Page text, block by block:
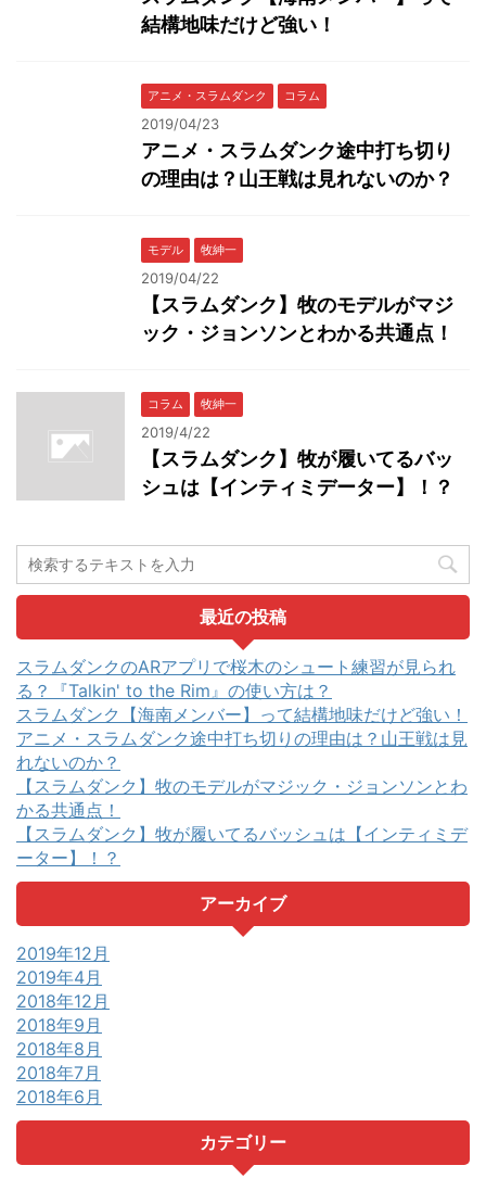
結構地味だけど強い！
アニメ・スラムダンク コラム
2019/04/23
アニメ・スラムダンク途中打ち切り
の理由は？山王戦は見れないのか？
モデル 牧紳一
2019/04/22
【スラムダンク】牧のモデルがマジ
ック・ジョンソンとわかる共通点！
コラム 牧紳一
2019/4/22
【スラムダンク】牧が履いてるバッ
シュは【インティミデーター】！？
最近の投稿
スラムダンクのARアプリで桜木のシュート練習が見られ
る？『Talkin' to the Rim』の使い方は？
スラムダンク【海南メンバー】って結構地味だけど強い！
アニメ・スラムダンク途中打ち切りの理由は？山王戦は見
れないのか？
【スラムダンク】牧のモデルがマジック・ジョンソンとわ
かる共通点！
【スラムダンク】牧が履いてるバッシュは【インティミデ
ーター】！？
アーカイブ
2019年12月
2019年4月
2018年12月
2018年9月
2018年8月
2018年7月
2018年6月
カテゴリー